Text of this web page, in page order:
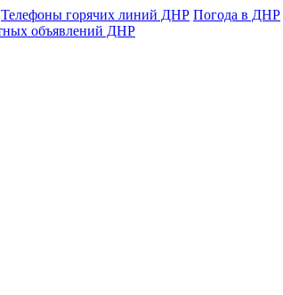
Телефоны горячих линий ДНР Погода в ДНР